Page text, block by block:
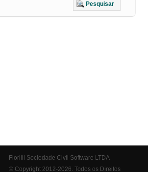
Pesquisar
Fiorilli Sociedade Civil Software LTDA
© Copyright 2012-2026. Todos os Direitos